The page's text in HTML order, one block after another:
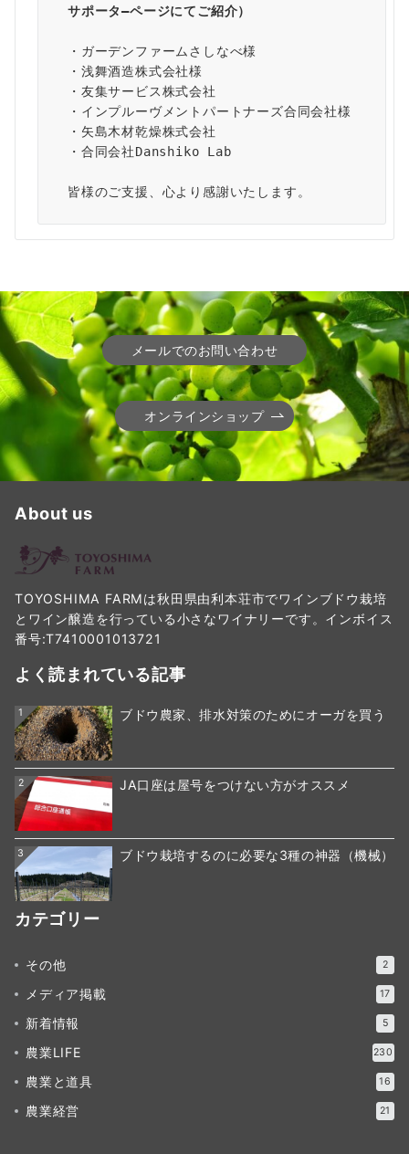
サポータ―ページにてご紹介）
・ガーデンファームさしなべ様
・浅舞酒造株式会社様
・友集サービス株式会社
・インプルーヴメントパートナーズ合同会社様
・矢島木材乾燥株式会社
・合同会社Danshiko Lab
皆様のご支援、心より感謝いたします。
メールでのお問い合わせ
オンラインショップ
About us
TOYOSHIMA FARMは秋田県由利本荘市でワインブドウ栽培
とワイン醸造を行っている小さなワイナリーです。インボイス
番号:T7410001013721
よく読まれている記事
1 ブドウ農家、排水対策のためにオーガを買う
2 JA口座は屋号をつけない方がオススメ
3 ブドウ栽培するのに必要な3種の神器（機械）
カテゴリー
その他 2
メディア掲載 17
新着情報 5
農業LIFE 230
農業と道具 16
農業経営 21